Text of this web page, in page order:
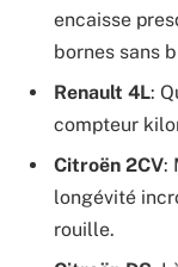
encaisse
bornes sans
Renault 4L:
compteur
Citroën 2CV:
longévité
rouille.